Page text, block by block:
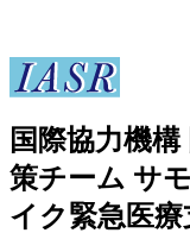
国際協力機
策チーム サ
イク緊急医